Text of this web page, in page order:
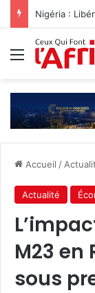
Menu
Accueil /
Actualité
M23 en
sous